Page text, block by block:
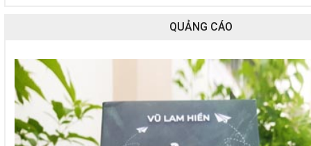
QUẢNG CÁO